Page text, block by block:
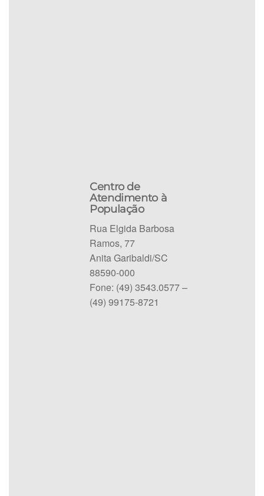
Centro de
Atendimento à
População
Rua Elgida Barbosa
Ramos, 77
Anita Garibaldi/SC
88590-000
Fone: (49) 3543.0577 –
(49) 99175-8721